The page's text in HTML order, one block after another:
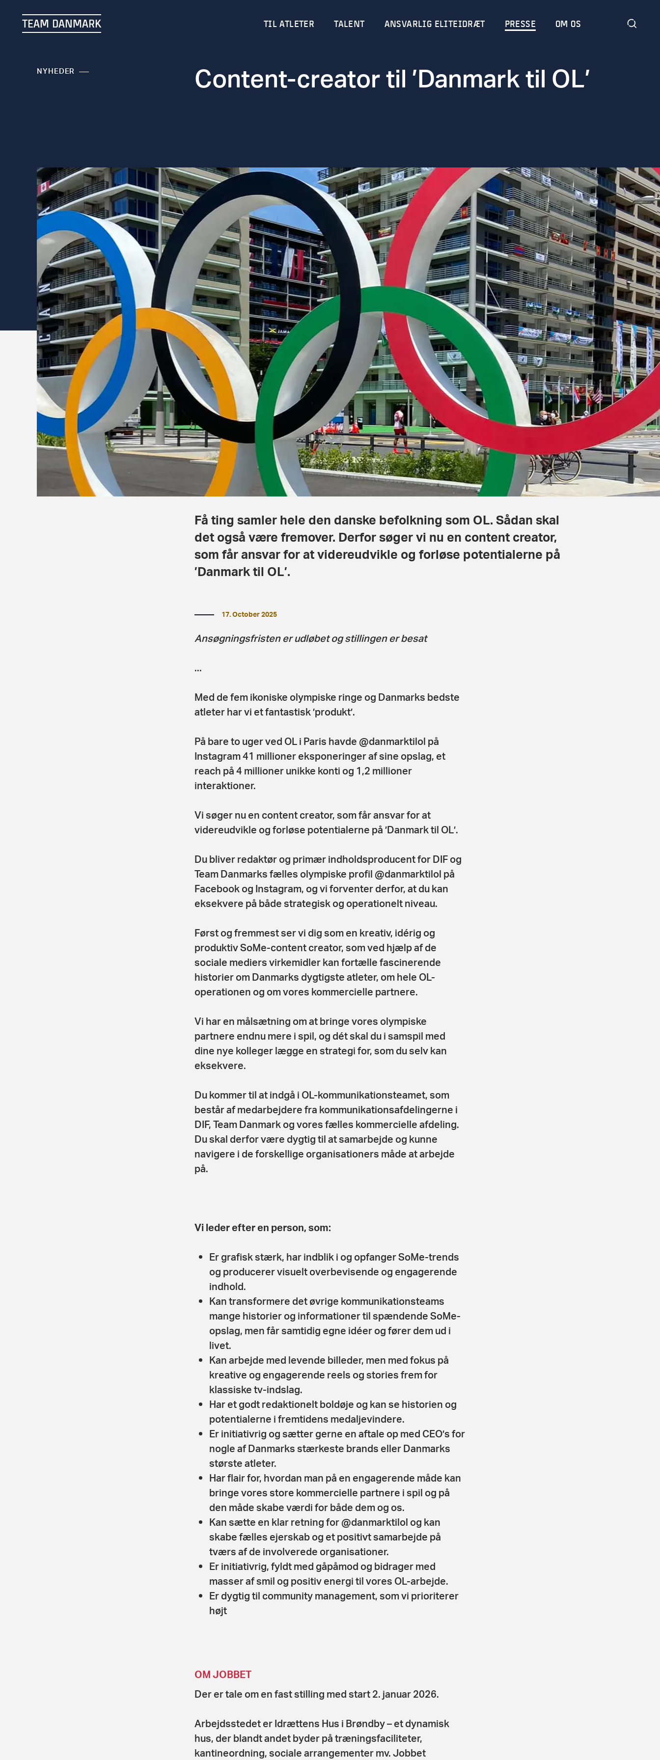
TEAM DANMARK TIL ATLETER TALENT ANSVARLIG ELITEIDRÆT PRESSE OM OS
NYHEDER Content-creator til ’Danmark til OL’
Få ting samler hele den danske befolkning som OL. Sådan skal
det også være fremover. Derfor søger vi nu en content creator,
som får ansvar for at videreudvikle og forløse potentialerne på
’Danmark til OL’.
17. October 2025
Ansøgningsfristen er udløbet og stillingen er besat
...
Med de fem ikoniske olympiske ringe og Danmarks bedste
atleter har vi et fantastisk ’produkt’.
På bare to uger ved OL i Paris havde @danmarktilol på
Instagram 41 millioner eksponeringer af sine opslag, et
reach på 4 millioner unikke konti og 1,2 millioner
interaktioner.
Vi søger nu en content creator, som får ansvar for at
videreudvikle og forløse potentialerne på ’Danmark til OL’.
Du bliver redaktør og primær indholdsproducent for DIF og
Team Danmarks fælles olympiske profil @danmarktilol på
Facebook og Instagram, og vi forventer derfor, at du kan
eksekvere på både strategisk og operationelt niveau.
Først og fremmest ser vi dig som en kreativ, idérig og
produktiv SoMe-content creator, som ved hjælp af de
sociale mediers virkemidler kan fortælle fascinerende
historier om Danmarks dygtigste atleter, om hele OL-
operationen og om vores kommercielle partnere.
Vi har en målsætning om at bringe vores olympiske
partnere endnu mere i spil, og dét skal du i samspil med
dine nye kolleger lægge en strategi for, som du selv kan
eksekvere.
Du kommer til at indgå i OL-kommunikationsteamet, som
består af medarbejdere fra kommunikationsafdelingerne i
DIF, Team Danmark og vores fælles kommercielle afdeling.
Du skal derfor være dygtig til at samarbejde og kunne
navigere i de forskellige organisationers måde at arbejde
på.
Vi leder efter en person, som:
Er grafisk stærk, har indblik i og opfanger SoMe-trends
og producerer visuelt overbevisende og engagerende
indhold.
Kan transformere det øvrige kommunikationsteams
mange historier og informationer til spændende SoMe-
opslag, men får samtidig egne idéer og fører dem ud i
livet.
Kan arbejde med levende billeder, men med fokus på
kreative og engagerende reels og stories frem for
klassiske tv-indslag.
Har et godt redaktionelt boldøje og kan se historien og
potentialerne i fremtidens medaljevindere.
Er initiativrig og sætter gerne en aftale op med CEO’s for
nogle af Danmarks stærkeste brands eller Danmarks
største atleter.
Har flair for, hvordan man på en engagerende måde kan
bringe vores store kommercielle partnere i spil og på
den måde skabe værdi for både dem og os.
Kan sætte en klar retning for @danmarktilol og kan
skabe fælles ejerskab og et positivt samarbejde på
tværs af de involverede organisationer.
Er initiativrig, fyldt med gåpåmod og bidrager med
masser af smil og positiv energi til vores OL-arbejde.
Er dygtig til community management, som vi prioriterer
højt
OM JOBBET
Der er tale om en fast stilling med start 2. januar 2026.
Arbejdsstedet er Idrættens Hus i Brøndby – et dynamisk
hus, der blandt andet byder på træningsfaciliteter,
kantineordning, sociale arrangementer mv. Jobbet